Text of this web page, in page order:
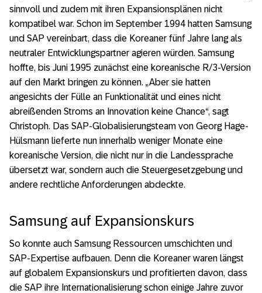
sinnvoll und zudem mit ihren Expansionsplänen nicht
kompatibel war. Schon im September 1994 hatten Samsung
und SAP vereinbart, dass die Koreaner fünf Jahre lang als
neutraler Entwicklungspartner agieren würden. Samsung
hoffte, bis Juni 1995 zunächst eine koreanische R/3-Version
auf den Markt bringen zu können. „Aber sie hatten
angesichts der Fülle an Funktionalität und eines nicht
abreißenden Stroms an Innovation keine Chance“, sagt
Christoph. Das SAP-Globalisierungsteam von Georg Hage-
Hülsmann lieferte nun innerhalb weniger Monate eine
koreanische Version, die nicht nur in die Landessprache
übersetzt war, sondern auch die Steuergesetzgebung und
andere rechtliche Anforderungen abdeckte.
Samsung auf Expansionskurs
So konnte auch Samsung Ressourcen umschichten und
SAP-Expertise aufbauen. Denn die Koreaner waren längst
auf globalem Expansionskurs und profitierten davon, dass
die SAP ihre Internationalisierung schon einige Jahre zuvor